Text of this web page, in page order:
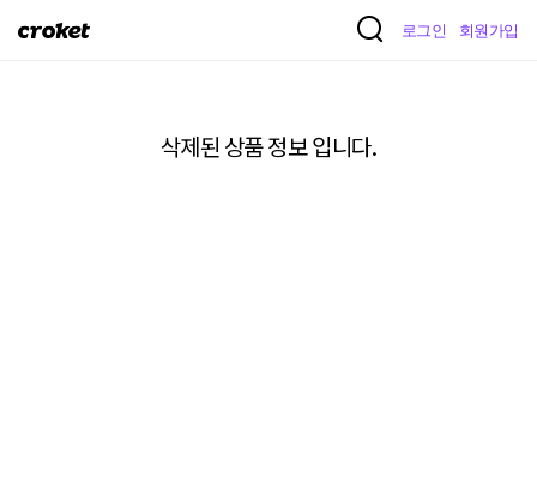
크
로그인 회원가입
삭제된 상품 정보 입니다.